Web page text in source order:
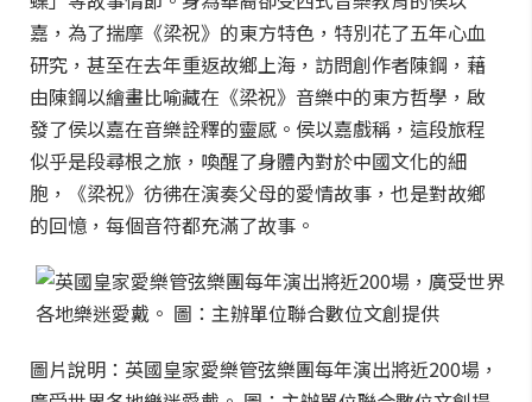
嘉，為了揣摩《梁祝》的東方特色，特別花了五年心血
研究，甚至在去年重返故鄉上海，訪問創作者陳鋼，藉
由陳鋼以繪畫比喻藏在《梁祝》音樂中的東方哲學，啟
發了侯以嘉在音樂詮釋的靈感。侯以嘉戲稱，這段旅程
似乎是段尋根之旅，喚醒了身體內對於中國文化的細
胞，《梁祝》彷彿在演奏父母的愛情故事，也是對故鄉
的回憶，每個音符都充滿了故事。
圖片說明：英國皇家愛樂管弦樂團每年演出將近200場，